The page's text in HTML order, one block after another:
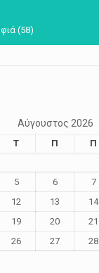
(58)
Αύγουστος 2026
Τ Π Π
5 6 7
12 13 14
19 20 21
26 27 28